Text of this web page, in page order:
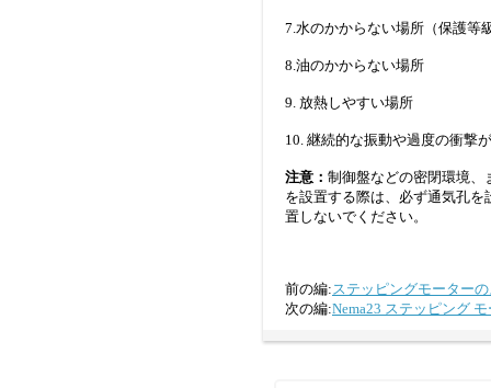
7.水のかからない場所（保護等
8.油のかからない場所
9. 放熱しやすい場所
10. 継続的な振動や過度の衝撃
注意： 制御盤などの密閉環境、
を設置する際は、必ず通気孔
置しないでください。
前の編:ステッピングモーター
次の編:Nema23 ステッピング